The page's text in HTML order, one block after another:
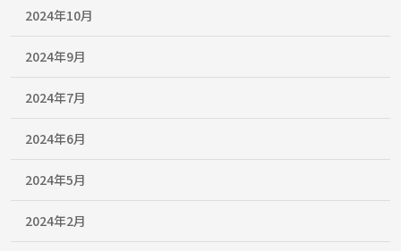
2024年10月
2024年9月
2024年7月
2024年6月
2024年5月
2024年2月